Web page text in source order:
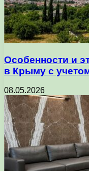
Особенности и
в Крыму с
08.05.2026